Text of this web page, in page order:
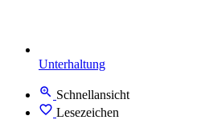
Unterhaltung
Schnellansicht
Lesezeichen